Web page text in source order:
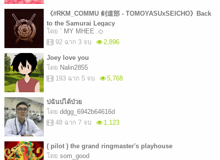
《#RKM_COMMU 剣道部 - TOMOYASUxSEICHO》Back
to the Samurai Legacy
โดย ` MY MHEE .◇
92 ฉาก 3 จบ
2,896
Joey love you
โดย Nalin2855
193 ฉาก 5 จบ
5,768
บ่ฉันบ่ได้ป่วย
โดย ddgg_6942b64616d
48 ฉาก 7 จบ
1,123
( pilot ) the grand ringmaster's playhouse
โดย som_good